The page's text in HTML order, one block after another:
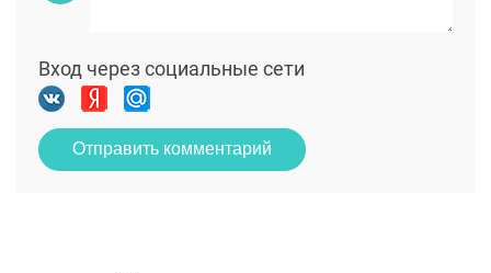
Вход через социальные сети
Отправить комментарий